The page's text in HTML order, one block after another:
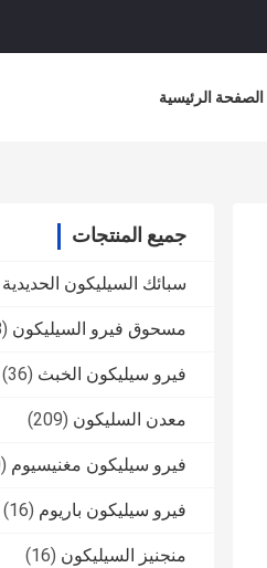
الصفحة الرئيسية
جميع المنتجات
سبائك السيليكون الحديدية
مسحوق فيرو السيليكون (18)
فيرو سيليكون الخبث (36)
معدن السليكون (209)
فيرو سيليكون مغنيسيوم (30)
فيرو سيليكون باريوم (16)
منجنيز السيليكون (16)